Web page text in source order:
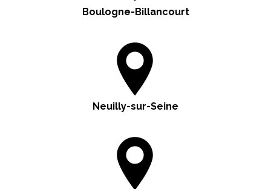
Boulogne-Billancourt
Neuilly-sur-Seine